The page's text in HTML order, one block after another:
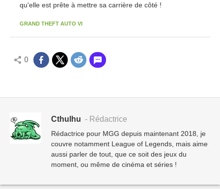
qu'elle est prête à mettre sa carrière de côté !
GRAND THEFT AUTO VI
0
Cthulhu - Rédactrice
Rédactrice pour MGG depuis maintenant 2018, je
couvre notamment League of Legends, mais aime
aussi parler de tout, que ce soit des jeux du
moment, ou même de cinéma et séries !